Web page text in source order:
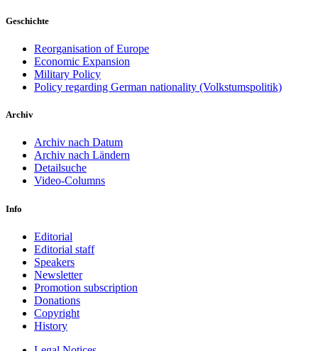
Geschichte
Reorganisation of Europe
Economic Expansion
Military Policy
Policy regarding German nationality (Volkstumspolitik)
Archiv
Archiv nach Datum
Archiv nach Ländern
Detailsuche
Video-Columns
Info
Editorial
Editorial staff
Speakers
Newsletter
Promotion subscription
Donations
Copyright
History